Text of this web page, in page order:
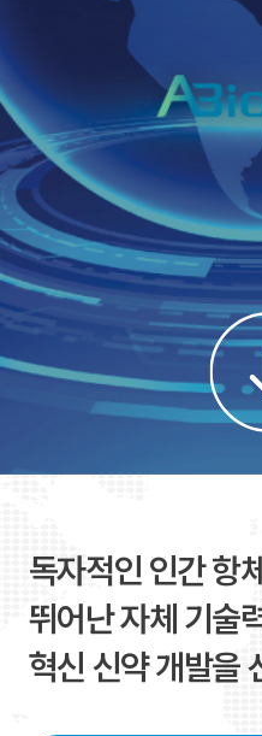
독자적인 인간 항
뛰어난 자체 기술
혁신 신약 개발을